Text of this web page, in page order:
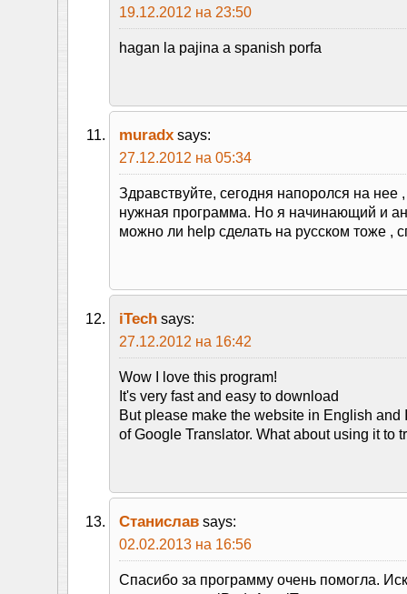
19.12.2012 на 23:50
hagan la pajina a spanish porfa
muradx says:
27.12.2012 на 05:34
Здравствуйте, сегодня напоролся на нее
нужная программа. Но я начинающий и
можно ли help сделать на русском тоже ,
iTech says:
27.12.2012 на 16:42
Wow I love this program!
It's very fast and easy to download
But please make the website in English and
of Google Translator. What about using it to
Станислав says:
02.02.2013 на 16:56
Спасибо за программу очень помогла.